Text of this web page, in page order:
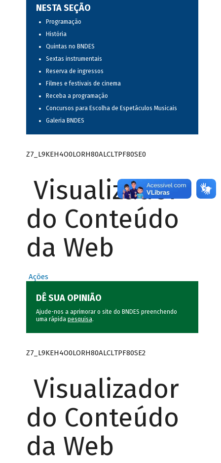
NESTA SEÇÃO
Programação
História
Quintas no BNDES
Sextas instrumentais
Reserva de ingressos
Filmes e festivais de cinema
Receba a programação
Concursos para Escolha de Espetáculos Musicais
Galeria BNDES
Z7_L9KEH4O0LORH80ALCLTPF80SE0
Visualizador
do Conteúdo
da Web
Ações
DÊ SUA OPINIÃO
Ajude-nos a aprimorar o site do BNDES preenchendo
uma rápida pesquisa.
Z7_L9KEH4O0LORH80ALCLTPF80SE2
Visualizador
do Conteúdo
da Web